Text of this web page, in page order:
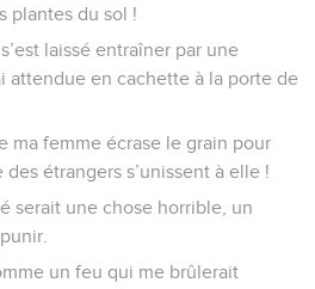
plantes du sol !
laissé entraîner par une
attendue en cachette à la porte de
ma femme écrase le grain pour
des étrangers s’unissent à elle !
serait une chose horrible, un
un feu qui me brûlerait